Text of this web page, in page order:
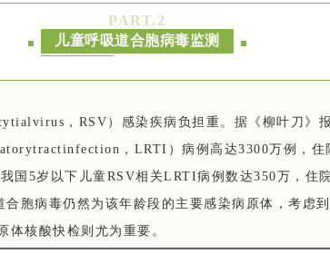
PART. 2
儿童呼吸道合胞病毒监测
，RSV）感染疾病负担重。据《柳叶刀》
，LRTI）病例高达3300万例，住
国5岁以下儿童RSV相关LRTI病例数达350万，住
胞病毒仍然为该年龄段的主要感染病原体，考虑
体核酸快检则尤为重要。